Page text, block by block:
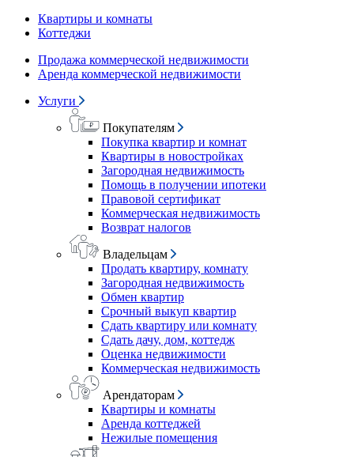
Квартиры и комнаты
Коттеджи
Продажа коммерческой недвижимости
Аренда коммерческой недвижимости
Услуги
Покупателям
Покупка квартир и комнат
Квартиры в новостройках
Загородная недвижимость
Помощь в получении ипотеки
Правовой сертификат
Коммерческая недвижимость
Возврат налогов
Владельцам
Продать квартиру, комнату
Загородная недвижимость
Обмен квартир
Срочный выкуп квартир
Сдать квартиру или комнату
Сдать дачу, дом, коттедж
Оценка недвижимости
Коммерческая недвижимость
Арендаторам
Квартиры и комнаты
Аренда коттеджей
Нежилые помещения